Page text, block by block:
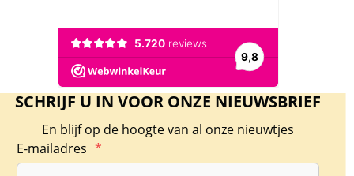
SCHRIJF U IN VOOR ONZE NIEUWSBRIEF
En blijf op de hoogte van al onze nieuwtjes
E-mailadres *